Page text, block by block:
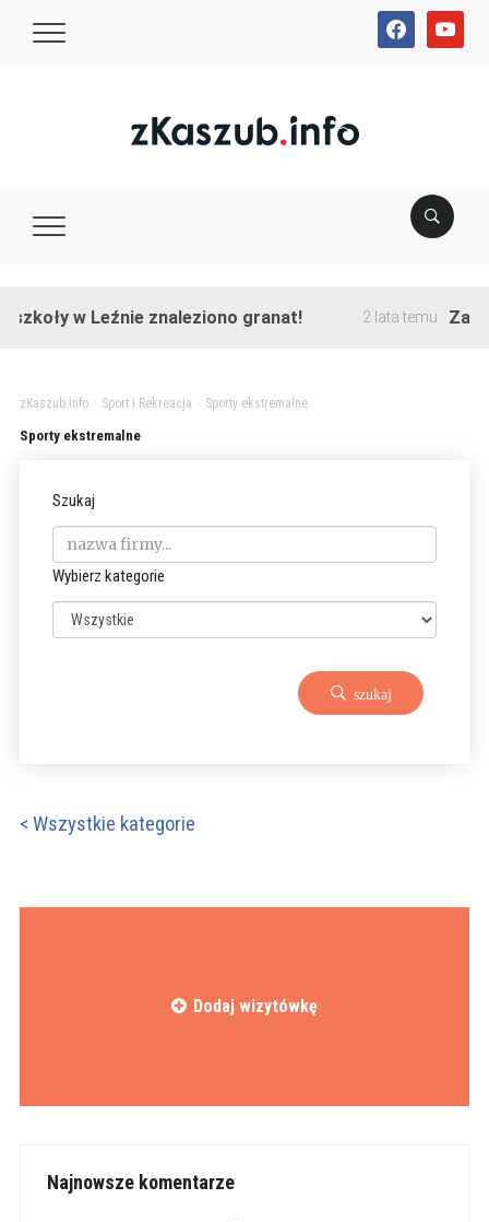
facebookyoutube
w Leźnie znaleziono granat! 2 lata temu
zKaszub.info> Sport i Rekreacja Sporty ekstremalne
Sporty ekstremalne
Szukaj
Wybierz kategorie
szukaj
< Wszystkie kategorie
Dodaj wizytówkę
Najnowsze komentarze